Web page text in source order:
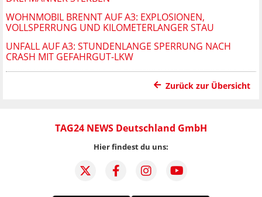
WOHNMOBIL BRENNT AUF A3: EXPLOSIONEN,
VOLLSPERRUNG UND KILOMETERLANGER STAU
UNFALL AUF A3: STUNDENLANGE SPERRUNG NACH
CRASH MIT GEFAHRGUT-LKW
Zurück zur Übersicht
TAG24 NEWS Deutschland GmbH
Hier findest du uns: